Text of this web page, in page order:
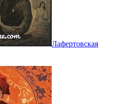
Лафертовская